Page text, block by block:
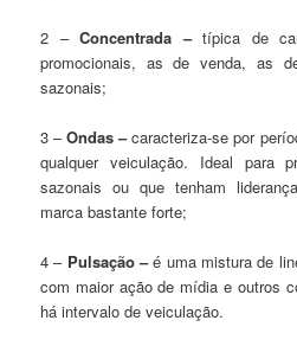
2 –Concentrada –típica de
promocionais, as de venda, as
sazonais;
3 –Ondas –caracteriza-se por
qualquer veiculação. Ideal para
sazonais ou que tenham
marca bastante forte;
4 – Pulsação –é uma mistura de
com maior ação de mídia e outros
há intervalo de veiculação.